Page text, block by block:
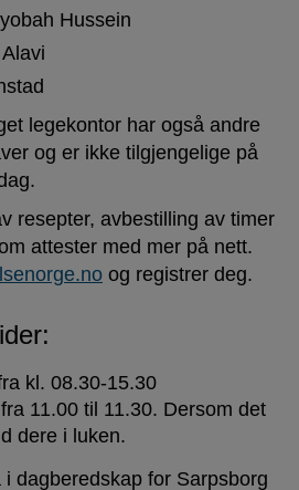
Hussein
legekontor har også andre
og er ikke tilgjengelige på
resepter, avbestilling av timer
attester med mer på nett.
og registrer deg.
kl. 08.30-15.30
11.00 til 11.30. Dersom det
dere i luken.
dagberedskap for Sarpsborg